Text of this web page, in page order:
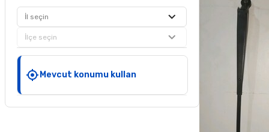
İl seçin
İlçe seçin
Mevcut konumu kullan